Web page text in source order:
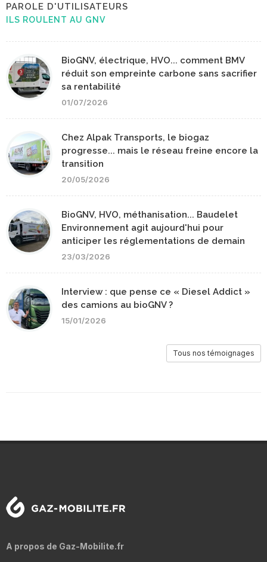
PAROLE D'UTILISATEURS
ILS ROULENT AU GNV
BioGNV, électrique, HVO... comment BMV
réduit son empreinte carbone sans sacrifier
sa rentabilité
01/07/2026
Chez Alpak Transports, le biogaz
progresse... mais le réseau freine encore la
transition
20/05/2026
BioGNV, HVO, méthanisation... Baudelet
Environnement agit aujourd'hui pour
anticiper les réglementations de demain
23/03/2026
Interview : que pense ce « Diesel Addict »
des camions au bioGNV ?
15/01/2026
Tous nos témoignages
A propos de Gaz-Mobilite.fr